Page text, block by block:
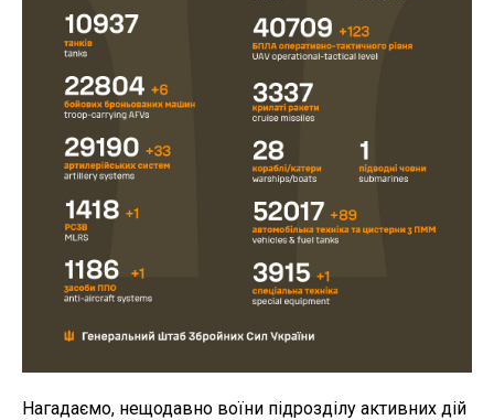
Нагадаємо, нещодавно воїни підрозділу активних дій